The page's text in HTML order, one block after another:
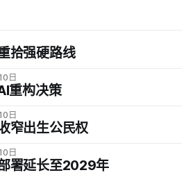
拾强硬路线
日
重构决策
日
窄出生公民权
日
署延长至2029年